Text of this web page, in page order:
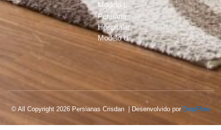
Modelo L
Persiana
Hospitalar
Modelo U
© All Copyright 2026 Persianas Crisdan | Desenvolvido por DropFlow